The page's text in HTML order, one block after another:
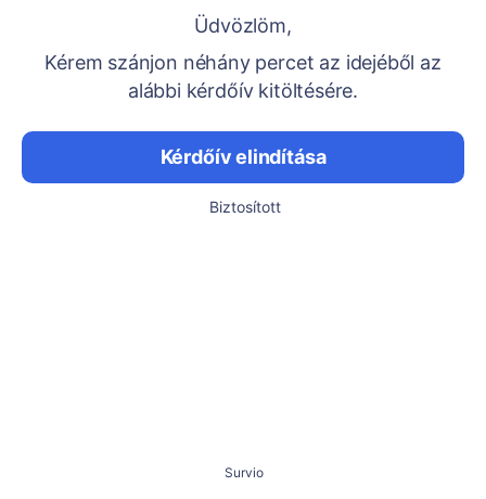
Üdvözlöm,
Kérem szánjon néhány percet az idejéből az
alábbi kérdőív kitöltésére.
Kérdőív elindítása
Biztosított
Survio